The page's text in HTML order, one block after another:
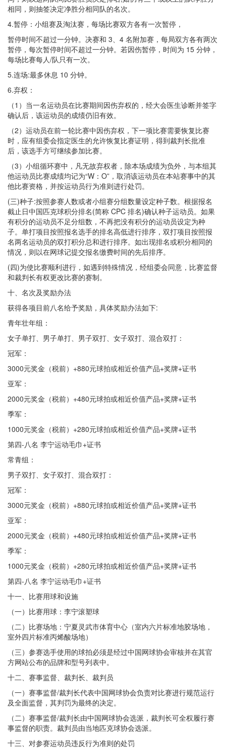
相同，则抽签决定净胜分相同队的名次。
4.暂停：小组赛及淘汰赛，每场比赛双方各有一次暂停，
暂停时间不超过一分钟。决赛和 3、4 名附加赛，每局双方各有两次
暂停，每次暂停时间不超过一分钟。若因伤暂停，时间为 15 分钟，
每场比赛每人/队只有一次。
5.连场:最多休息 10 分钟。
6.弃权：
（1）当一名运动员在比赛期间因伤弃权的，经大会医生诊断并签字
确认后，该运动员的成绩仍旧有效。
（2）运动员在前一轮比赛中因伤弃权，下一项比赛需要恢复比赛
时，应有组委会指定医生的允许恢复比赛证明，得到裁判长批准
后，该选手方可继续参加比赛。
（3）小组循环赛中，凡无故弃权者，除本场成绩为负外，与本组其
他运动员比赛成绩均记为“W：O”，取消该运动员在本站赛事中的其
他比赛资格，并按运动员行为准则进行处罚。
(三)种子:按照参赛人数或者小组赛分组数量设定种子数。根据报名
截止日中国匹克球积分排名(简称 CPC 排名)确认种子运动员。如果
有积分的运动员不足分组数，不再把没有积分的运动员设定为种
子。单打项目按照报名选手的排名高低进行排序，双打项目按照报
名两名运动员的双打积分总和进行排序。如出现排名或积分相同的
情况，则以在网球记提交报名缴费时间的先后排序。
(四)为使比赛顺利进行，如遇到特殊情况，经组委会同意，比赛监督
和裁判长有权更改比赛的赛制。
十、名次及奖励办法
获得各项目前八名给予奖励，具体奖励办法如下:
青年壮年组：
女子单打、男子单打、男子双打、女子双打、混合双打：
冠军：
3000元奖金（税前）+880元球拍或相近价值产品+奖牌+证书
亚军：
2000元奖金（税前）+480元球拍或相近价值产品+奖牌+证书
季军：
1000元奖金（税前）+280元球拍或相近价值产品+奖牌+证书
第四-八名 李宁运动毛巾+证书
常青组：
男子双打、女子双打、混合双打：
冠军：
3000元奖金（税前）+880元球拍或相近价值产品+奖牌+证书
亚军：
2000元奖金（税前）+480元球拍或相近价值产品+奖牌+证书
季军：
1000元奖金（税前）+280元球拍或相近价值产品+奖牌+证书
第四-八名 李宁运动毛巾+证书
十一、比赛用球和设施
（一）比赛用球：李宁滚塑球
（二）比赛场地：宁夏灵武市体育中心（室内六片标准地胶场地，
室外四片标准丙烯酸场地）
（三）参赛选手使用的球拍必须是经过中国网球协会审核并在其官
方网站公布的品牌和型号列表中。
十二、赛事监督、裁判长、裁判员
（一）赛事监督/裁判长代表中国网球协会负责对比赛进行规范运行
及全面监督，其判罚为最终的决定。
（二）赛事监督/裁判长由中国网球协会选派，裁判长可全权履行赛
事监督的职责。裁判员由当地匹克球协会选派。
十三、对参赛运动员违反行为准则的处罚